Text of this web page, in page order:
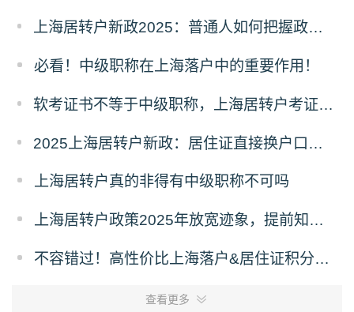
上海居转户新政2025：普通人如何把握政策，实现落户梦想？
必看！中级职称在上海落户中的重要作用！
软考证书不等于中级职称，上海居转户考证还值得吗？
2025上海居转户新政：居住证直接换户口？社保要求大降！
上海居转户真的非得有中级职称不可吗
上海居转户政策2025年放宽迹象，提前知晓！
不容错过！高性价比上海落户&居住证积分策略
查看更多